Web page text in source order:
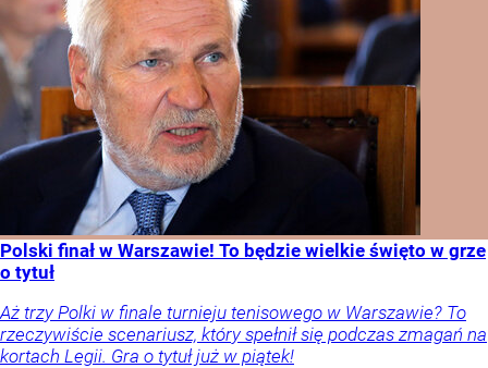
Polski finał w Warszawie! To będzie wielkie święto w grze
o tytuł
Aż trzy Polki w finale turnieju tenisowego w Warszawie? To
rzeczywiście scenariusz, który spełnił się podczas zmagań na
kortach Legii. Gra o tytuł już w piątek!